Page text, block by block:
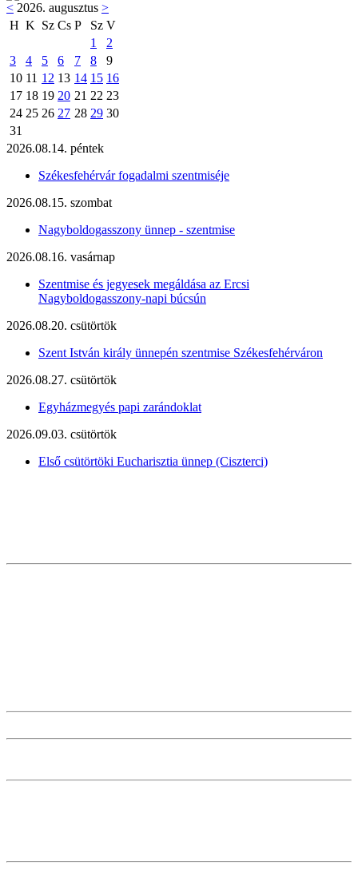
< 2026. augusztus >
H K Sz Cs P Sz V
1
2
3
4 5 6 7 8
9
10 11 12 13 14 15 16
17 18 19 20 21 22 23
24 25 26 27 28 29 30
31
2026.08.14. péntek
Székesfehérvár fogadalmi szentmiséje
2026.08.15. szombat
Nagyboldogasszony ünnep - szentmise
2026.08.16. vasárnap
Szentmise és jegyesek megáldása az Ercsi
Nagyboldogasszony-napi búcsún
2026.08.20. csütörtök
Szent István király ünnepén szentmise Székesfehérváron
2026.08.27. csütörtök
Egyházmegyés papi zarándoklat
2026.09.03. csütörtök
Első csütörtöki Eucharisztia ünnep (Ciszterci)